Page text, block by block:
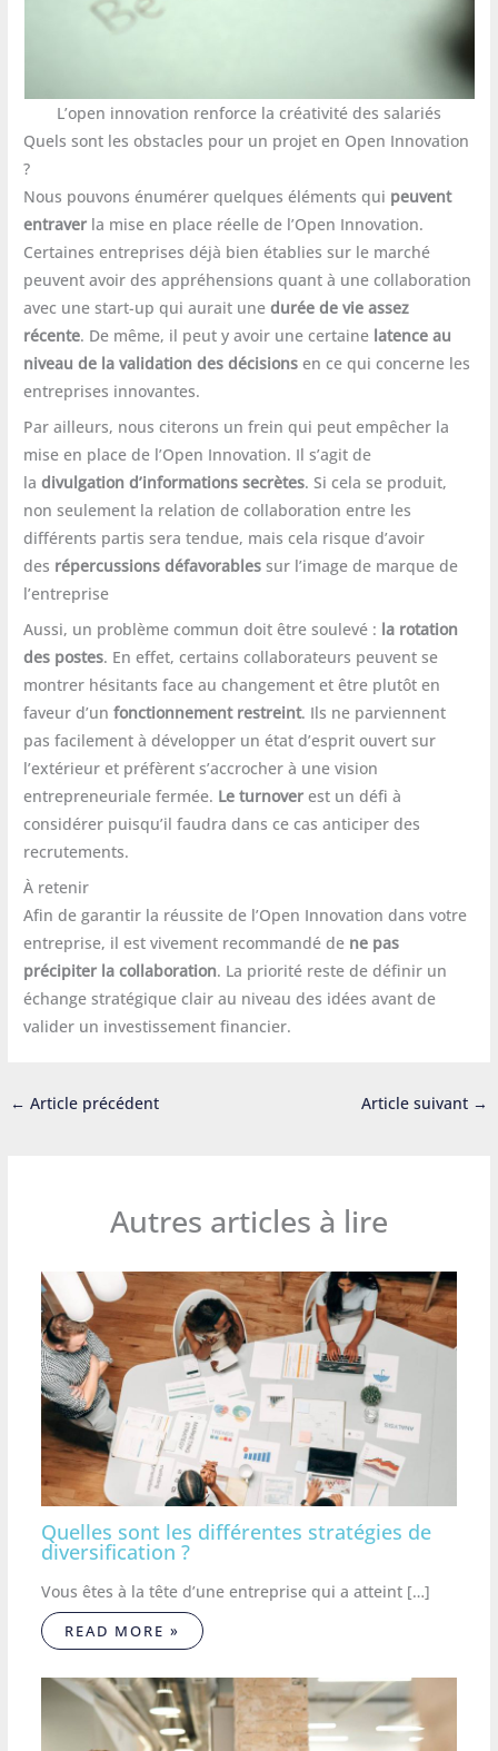
L’open innovation renforce la créativité des salariés
Quels sont les obstacles pour un projet en Open Innovation
?
Nous pouvons énumérer quelques éléments qui peuvent
entraver la mise en place réelle de l’Open Innovation.
Certaines entreprises déjà bien établies sur le marché
peuvent avoir des appréhensions quant à une collaboration
avec une start-up qui aurait unedurée de vie assez
récente. De même, il peut y avoir une certaine latence au
niveau de la validation des décisions en ce qui concerne les
entreprises innovantes.
Par ailleurs, nous citerons un frein qui peut empêcher la
mise en place de l’Open Innovation. Il s’agit de
ladivulgation d’informations secrètes. Si cela se produit,
non seulement la relation de collaboration entre les
différents partis sera tendue, mais cela risque d’avoir
des répercussions défavorables sur l’image de marque de
l’entreprise
Aussi, un problème commun doit être soulevé : la rotation
des postes. En effet, certains collaborateurs peuvent se
montrer hésitants face au changement et être plutôt en
faveur d’unfonctionnement restreint. Ils ne parviennent
pas facilement à développer un état d’esprit ouvert sur
l’extérieur et préfèrent s’accrocher à une vision
entrepreneuriale fermée. Le turnover est un défi à
considérer puisqu’il faudra dans ce cas anticiper des
recrutements.
À retenir
Afin de garantir la réussite de l’Open Innovation dans votre
entreprise, il est vivement recommandé de ne pas
précipiter la collaboration. La priorité reste de définir un
échange stratégique clair au niveau des idées avant de
valider un investissement financier.
← Article précédent Article suivant →
Autres articles à lire
Quelles sont les différentes stratégies de
diversification ?
Vous êtes à la tête d’une entreprise qui a atteint […]
READ MORE »